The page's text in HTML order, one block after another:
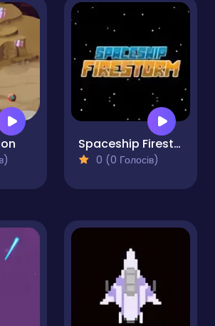
Spaceship Firestorm
0 (0 Голосів)